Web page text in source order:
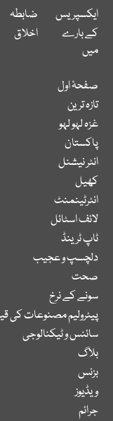
ایکسپریس
کے بارے
میں
ضابطہ
اخلاق
صفحۂ اول
تازہ ترین
غزہ لہو لہو
پاکستان
انٹر نیشنل
کھیل
انٹرٹینمنٹ
لائف اسٹائل
ٹاپ ٹرینڈ
دلچسپ و عجیب
صحت
سونے کے نرخ
پیٹرولیم مصنوعات کی
سائنس و ٹیکنالوجی
بلاگ
بزنس
ویڈیوز
جرائم